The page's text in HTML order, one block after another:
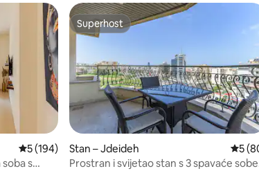
Prosječna ocjena: 5/5, recenzija: 194
5 (194)
s
Superhost
Superhost
Stan – Jdeideh
5
Prostran i svijetao stan s 3 spavaće sobe